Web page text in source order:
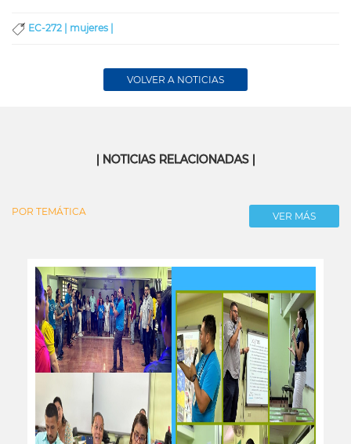
EC-272 | mujeres |
VOLVER A NOTICIAS
| NOTICIAS RELACIONADAS |
POR TEMÁTICA VER MÁS